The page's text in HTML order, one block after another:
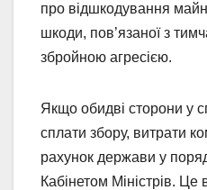
про відшкодування
шкоди, пов’язаної з
збройною агресією.
Якщо обидві сторони у
сплати збору, витрати
рахунок держави у
Кабінетом Міністрів.